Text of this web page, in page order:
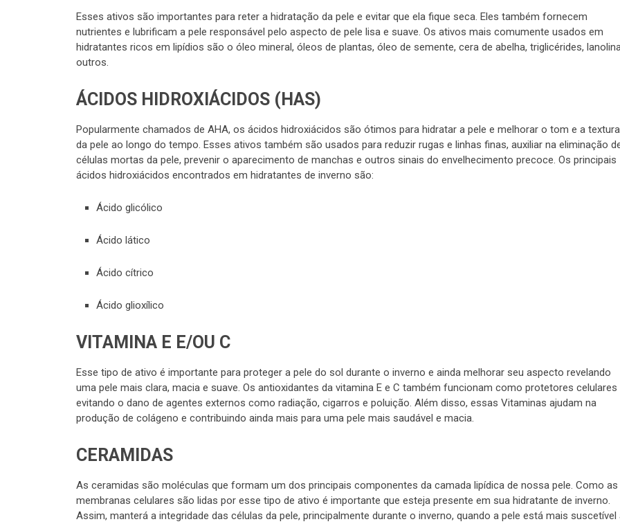
Esses ativos são importantes para reter a hidratação da pele e evitar que ela fique seca. Eles também fornecem
nutrientes e lubrificam a pele responsável pelo aspecto de pele lisa e suave. Os ativos mais comumente usados em
hidratantes ricos em lipídios são o óleo mineral, óleos de plantas, óleo de semente, cera de abelha, triglicérides,
outros.
ÁCIDOS HIDROXIÁCIDOS (HAS)
Popularmente chamados de AHA, os ácidos hidroxiácidos são ótimos para hidratar a pele e melhorar o tom e a textura
da pele ao longo do tempo. Esses ativos também são usados para reduzir rugas e linhas finas, auxiliar na eliminação
células mortas da pele, prevenir o aparecimento de manchas e outros sinais do envelhecimento precoce. Os principais
ácidos hidroxiácidos encontrados em hidratantes de inverno são:
Ácido glicólico
Ácido lático
Ácido cítrico
Ácido glioxílico
VITAMINA E E/OU C
Esse tipo de ativo é importante para proteger a pele do sol durante o inverno e ainda melhorar seu aspecto revelando
uma pele mais clara, macia e suave. Os antioxidantes da vitamina E e C também funcionam como protetores celulares
evitando o dano de agentes externos como radiação, cigarros e poluição. Além disso, essas Vitaminas ajudam na
produção de colágeno e contribuindo ainda mais para uma pele mais saudável e macia.
CERAMIDAS
As ceramidas são moléculas que formam um dos principais componentes da camada lipídica de nossa pele. Como as
membranas celulares são lidas por esse tipo de ativo é importante que esteja presente em sua hidratante de inverno.
Assim, manterá a integridade das células da pele, principalmente durante o inverno, quando a pele está mais suscetível